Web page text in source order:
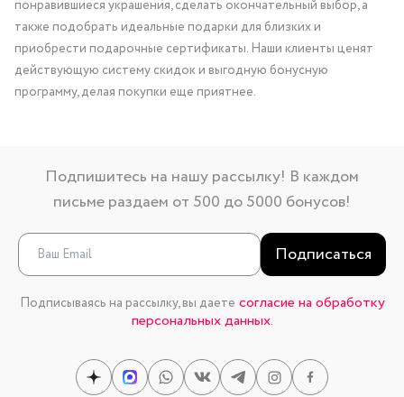
понравившиеся украшения, сделать окончательный выбор, а
также подобрать идеальные подарки для близких и
приобрести подарочные сертификаты. Наши клиенты ценят
действующую систему скидок и выгодную бонусную
программу, делая покупки еще приятнее.
Подпишитесь на нашу рассылку! В каждом
письме раздаем от 500 до 5000 бонусов!
Подписаться
Подписываясь на рассылку, вы даете согласие на обработку
персональных данных.